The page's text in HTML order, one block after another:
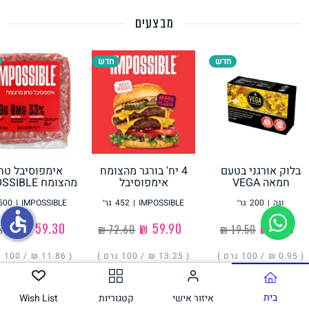
גבינות טבעוניות
מבצעים
חדש
בלוק אורגני בטעם
חמאה VEGA
200 גר׳ | וגה
‏19.50 ₪ ‏1.90 ₪
( ‏0.95 ₪ / 100 גרם )
חדש
4 יח' בורגר מהצומח
אימפוסיבל
452 גר׳ | IMPOSSIBLE
‏72.60 ₪
( ‏13.25 ₪ / 100 גרם )
אימפוסיבל
מהצומח IMPOSSIBLE
| IMPOSSIBLE
‏68.00 ₪
( ‏11.86 ₪ / 100 גרם
הוסיפו בית איזור אישי קטגוריות Wish List
accessible